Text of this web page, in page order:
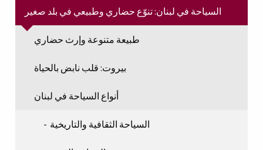
السياحة في لبنان: تنوّع حضاري وطبيعي في بلد صغير
طبيعة متنوعة وإرث حضاري
بيروت: قلب نابض بالحياة
أنواع السياحة في لبنان
السياحة الثقافية والتاريخية